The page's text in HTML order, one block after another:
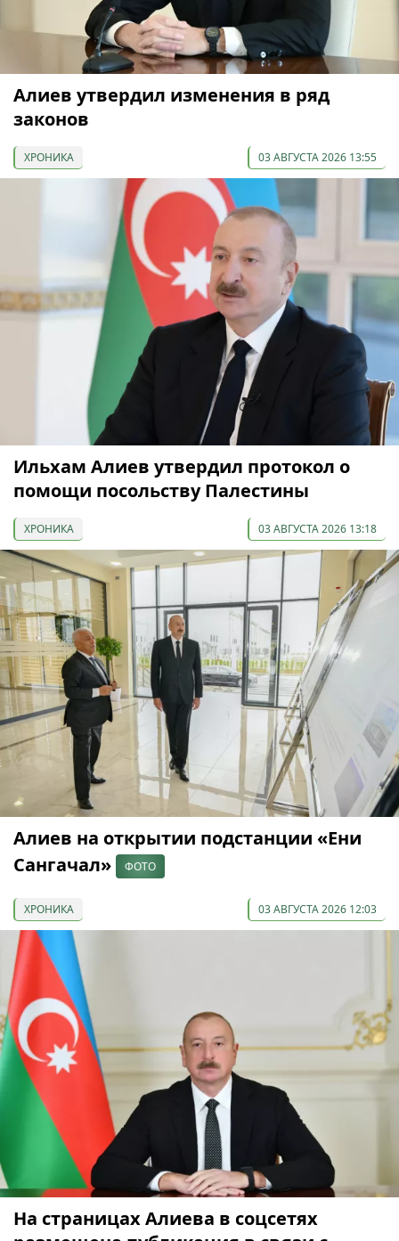
Алиев утвердил изменения в ряд
законов
ХРОНИКА 03 АВГУСТА 2026 13:55
Ильхам Алиев утвердил протокол о
помощи посольству Палестины
ХРОНИКА 03 АВГУСТА 2026 13:18
Алиев на открытии подстанции «Ени
Сангачал»
ФОТО
ХРОНИКА 03 АВГУСТА 2026 12:03
На страницах Алиева в соцсетях